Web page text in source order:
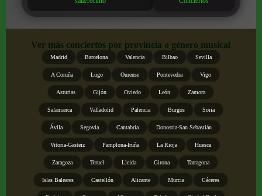
Ver más conciertos por provincia o género musical
Madrid Barcelona Valencia Bilbao Sevilla
A Coruña Lugo Ourense Pontevedra Vigo
Asturias Gijón Oviedo León Zamora
Salamanca Valladolid Palencia Burgos Soria
Ávila Segovia Cantabria Donostia-San Sebastián
Vitoria-Gasteiz Pamplona-Iruña La Rioja Huesca
Zaragoza Teruel Lleida Girona Tarragona
Islas Baleares Castellón Alicante Murcia Cáceres